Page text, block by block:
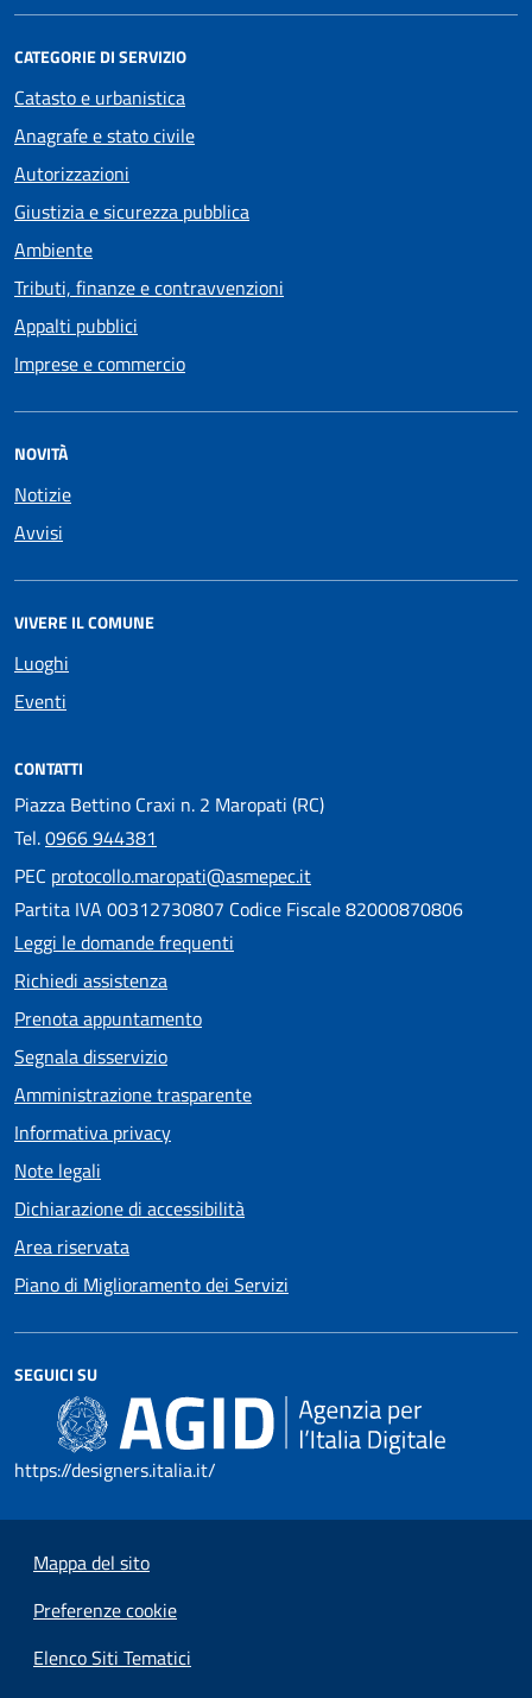
CATEGORIE DI SERVIZIO
Catasto e urbanistica
Anagrafe e stato civile
Autorizzazioni
Giustizia e sicurezza pubblica
Ambiente
Tributi, finanze e contravvenzioni
Appalti pubblici
Imprese e commercio
NOVITÀ
Notizie
Avvisi
VIVERE IL COMUNE
Luoghi
Eventi
CONTATTI
Piazza Bettino Craxi n. 2 Maropati (RC)
Tel.0966 944381
PEC protocollo.maropati@asmepec.it
Partita IVA 00312730807 Codice Fiscale 82000870806
Leggi le domande frequenti
Richiedi assistenza
Prenota appuntamento
Segnala disservizio
Amministrazione trasparente
Informativa privacy
Note legali
Dichiarazione di accessibilità
Area riservata
Piano di Miglioramento dei Servizi
SEGUICI SU
https://designers.italia.it/
Mappa del sito
Preferenze cookie
Elenco Siti Tematici